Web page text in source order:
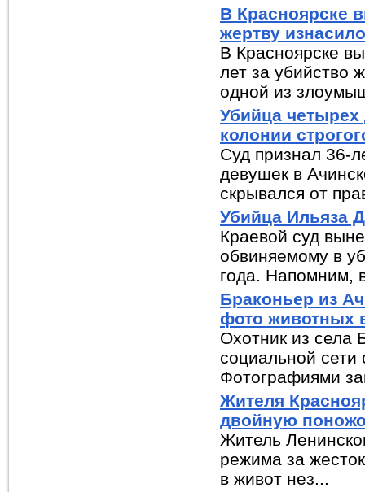
В Красноярске
жертву
В Красноярске
лет за убийство
одной из
Убийца четырех
колонии
Суд признал 36-
девушек в
скрывался от
Убийца Ильяза
Краевой суд
обвиняемому в
года. Напомним,
Браконьер из
фото животных
Охотник из села
социальной сети
Фотографиями
Жителя
двойную
Житель
режима за
в живот нез...